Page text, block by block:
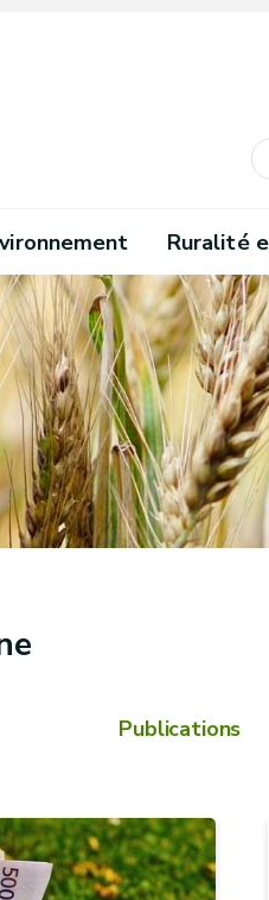
Ruralité
Publications